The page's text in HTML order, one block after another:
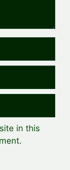
in this